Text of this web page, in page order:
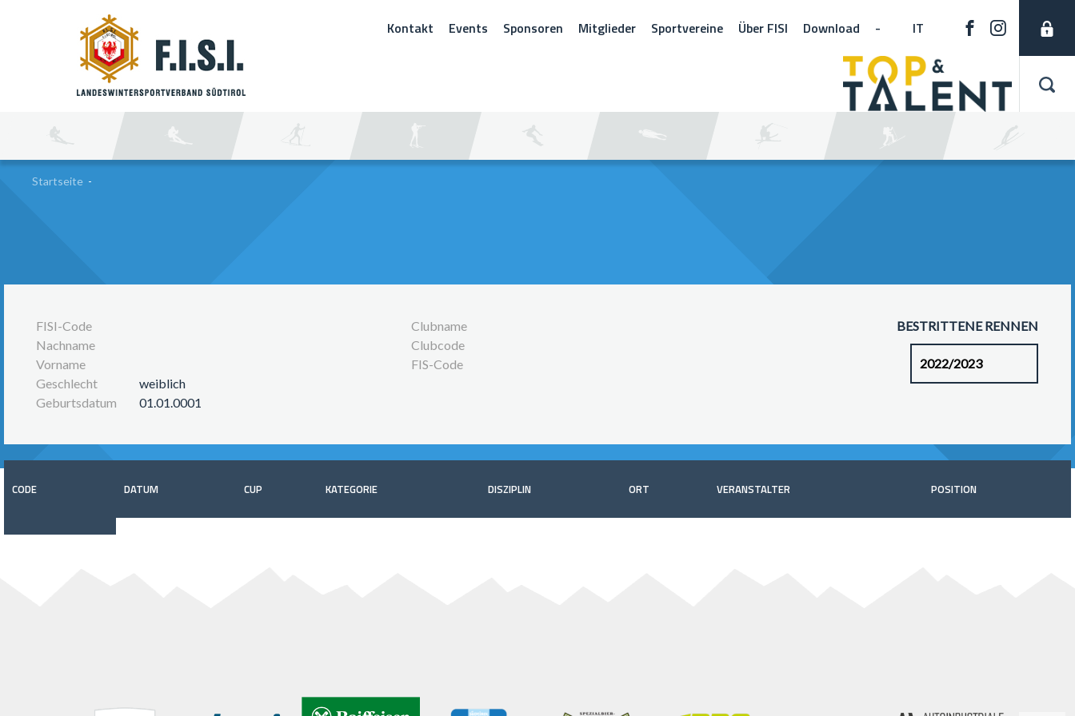
Kontakt Events Sponsoren Mitglieder Sportvereine Über FISI Download - IT
Startseite -
FISI-Code
Nachname
Vorname
Geschlecht
weiblich
Geburtsdatum
01.01.0001
Clubname
Clubcode
FIS-Code
BESTRITTENE RENNEN
CODE DATUM CUP KATEGORIE DISZIPLIN ORT VERANSTALTER POSITION